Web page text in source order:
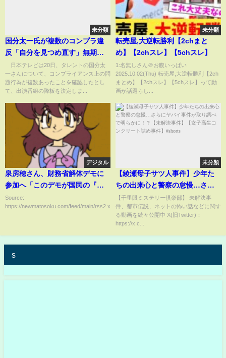
未分類
国分太一氏が複数のコンプラ違
反「自分を見つめ直す」無期限
の活動休止 番組降板で日テレ
社長が会見
日本テレビは20日、タレントの国分太
一さんについて、コンプライアンス上の問
題行為が複数あったことを確認したとし
て、出演番組の降板を決定しま...
未分類
転売屋,大逆転勝利【2chまと
め】【2chスレ】【5chスレ】
1:名無しさん＠お腹いっぱい
2025.10.02(Thu) 転売屋,大逆転勝利【2ch
まとめ】【2chスレ】【5chスレ】って動
画が話題らし...
デジタル
泉房穂さん、財務省解体デモに
参加へ「このデモが国民の『共
感』を得られることを願ってい
る」
Source:
https://newmatosoku.com/feed/main/rss2.xml...
未分類
【綾瀬母子サツ人事件】少年た
ちの出来心と警察の怠慢…さら
にヤバイ事件が取り調べで明ら
かに！？【未解決事件】【女子
高生コンクリート詰め事件】
【千里眼ミステリー倶楽部】 未解決事
件、都市伝説、ネットの怖い話などに関す
る動画を続々公開中 X(旧Twitter)：
https://x.c...
s